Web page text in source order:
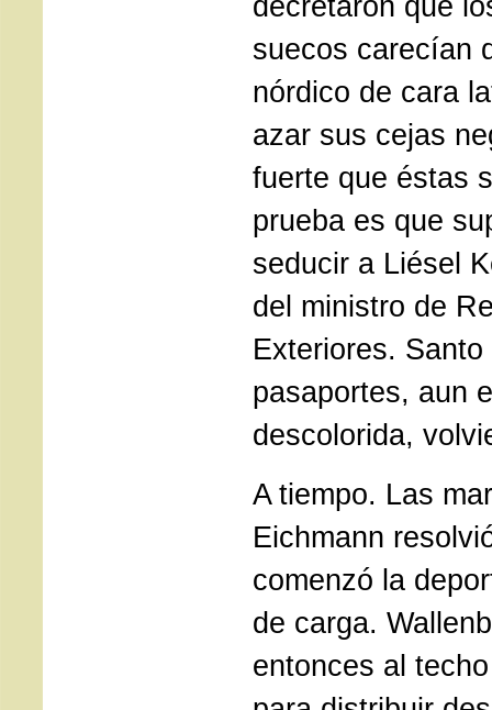
suecos carecían
nórdico de cara
azar sus cejas
fuerte que éstas
prueba es que
seducir a Liésel
del ministro de
Exteriores.
pasaportes, aun
descolorida,
A tiempo. Las
Eichmann
comenzó la
de carga.
entonces al